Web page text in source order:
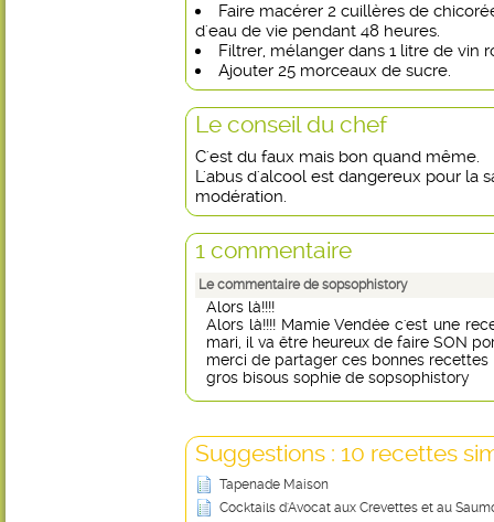
Faire macérer 2 cuillères de
d'eau de vie pendant 48 heures.
Filtrer, mélanger dans 1 litre de vin
Ajouter 25 morceaux de sucre.
Le conseil du chef
C'est du faux mais bon quand même.
L'abus d'alcool est dangereux pour la
modération.
1 commentaire
Le commentaire de sopsophistory
Alors là!!!!
Alors là!!!! Mamie Vendée c'est une
mari, il va être heureux de faire SON
merci de partager ces bonnes recettes
gros bisous sophie de sopsophistory
Suggestions : 10 recettes
Tapenade Maison
Cocktails d'Avocat aux Crevettes et au